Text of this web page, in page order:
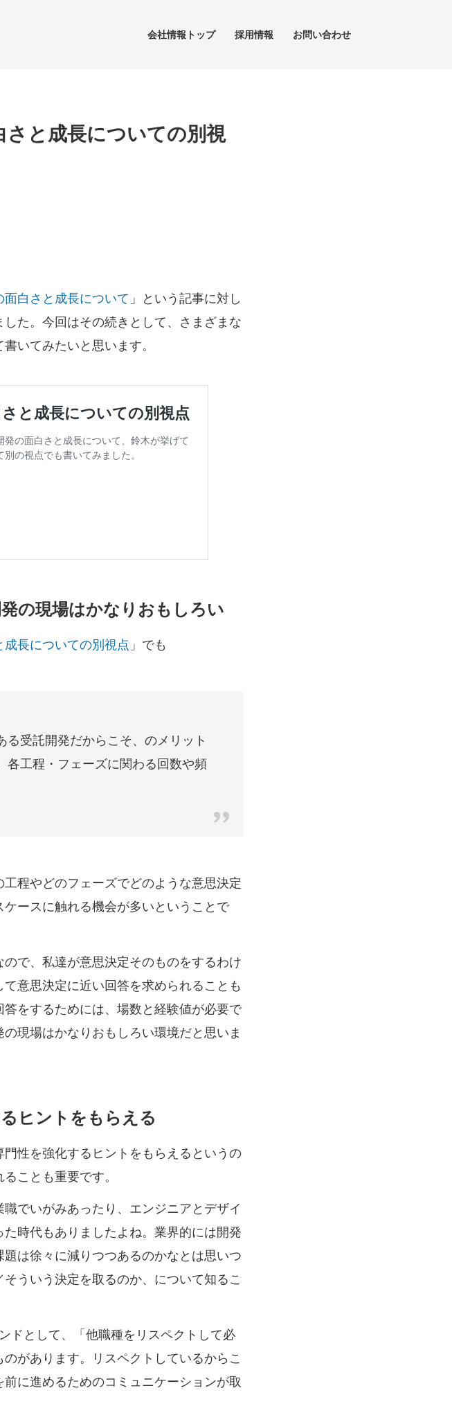
会社情報トップ 採用情報 お問い合わせ
と成長についての別視
白さと成長について 」という記事に対し
した。今回はその続きとして、さまざまな
いてみたいと思います。
の現場はかなりおもしろい
長についての別視点 」でも
受託開発だからこそ、のメリット
各工程・フェーズに関わる回数や頻
程やどのフェーズでどのような意思決定
ースに触れる機会が多いということで
で、私達が意思決定そのものをするわけ
意思決定に近い回答を求められることも
をするためには、場数と経験値が必要で
現場はかなりおもしろい環境だと思いま
ヒントをもらえる
性を強化するヒントをもらえるというの
ことも重要です。
でいがみあったり、エンジニアとデザイ
時代もありましたよね。業界的には開発
は徐々に減りつつあるのかなとは思いつ
ういう決定を取るのか、について知るこ
ドとして、「他職種をリスペクトして必
があります。リスペクトしているからこ
に進めるためのコミュニケーションが取